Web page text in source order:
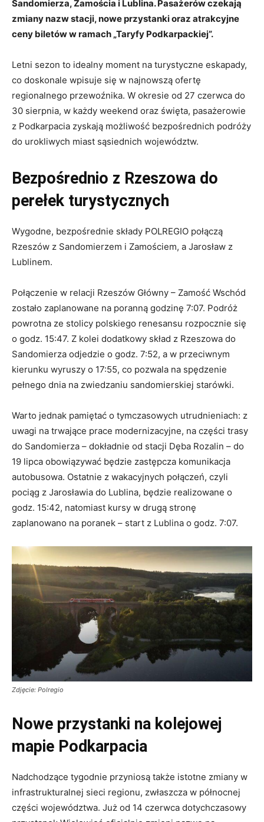
Sandomierza, Zamościa i Lublina. Pasażerów czekają
zmiany nazw stacji, nowe przystanki oraz atrakcyjne
ceny biletów w ramach „Taryfy Podkarpackiej”.
Letni sezon to idealny moment na turystyczne eskapady,
co doskonale wpisuje się w najnowszą ofertę
regionalnego przewoźnika. W okresie od 27 czerwca do
30 sierpnia, w każdy weekend oraz święta, pasażerowie
z Podkarpacia zyskają możliwość bezpośrednich podróży
do urokliwych miast sąsiednich województw.
Bezpośrednio z Rzeszowa do
perełek turystycznych
Wygodne, bezpośrednie składy POLREGIO połączą
Rzeszów z Sandomierzem i Zamościem, a Jarosław z
Lublinem.
Połączenie w relacji Rzeszów Główny – Zamość Wschód
zostało zaplanowane na poranną godzinę 7:07. Podróż
powrotna ze stolicy polskiego renesansu rozpocznie się
o godz. 15:47. Z kolei dodatkowy skład z Rzeszowa do
Sandomierza odjedzie o godz. 7:52, a w przeciwnym
kierunku wyruszy o 17:55, co pozwala na spędzenie
pełnego dnia na zwiedzaniu sandomierskiej starówki.
Warto jednak pamiętać o tymczasowych utrudnieniach: z
uwagi na trwające prace modernizacyjne, na części trasy
do Sandomierza – dokładnie od stacji Dęba Rozalin – do
19 lipca obowiązywać będzie zastępcza komunikacja
autobusowa. Ostatnie z wakacyjnych połączeń, czyli
pociąg z Jarosławia do Lublina, będzie realizowane o
godz. 15:42, natomiast kursy w drugą stronę
zaplanowano na poranek – start z Lublina o godz. 7:07.
Zdjęcie: Polregio
Nowe przystanki na kolejowej
mapie Podkarpacia
Nadchodzące tygodnie przyniosą także istotne zmiany w
infrastrukturalnej sieci regionu, zwłaszcza w północnej
części województwa. Już od 14 czerwca dotychczasowy